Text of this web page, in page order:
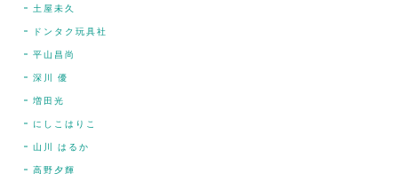
土屋未久
ドンタク玩具社
平山昌尚
深川 優
増田光
にしこはりこ
山川 はるか
高野夕輝